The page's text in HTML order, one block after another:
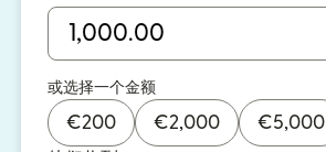
或选择一个金额
€200 €2,000 €5,000